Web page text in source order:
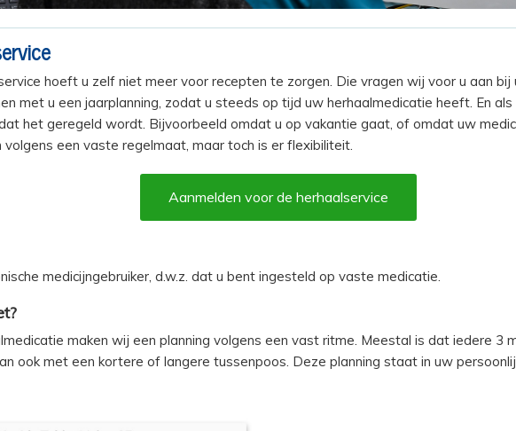
hoeft u zelf niet meer voor recepten te zorgen. Die vragen wij voor u aan bij
met u een jaarplanning, zodat u steeds op tijd uw herhaalmedicatie heeft. En als
het geregeld wordt. Bijvoorbeeld omdat u op vakantie gaat, of omdat uw
volgens een vaste regelmaat, maar toch is er flexibiliteit.
Aanmelden voor de herhaalservice
medicijngebruiker, d.w.z. dat u bent ingesteld op vaste medicatie.
maken wij een planning volgens een vast ritme. Meestal is dat iedere 3
ook met een kortere of langere tussenpoos. Deze planning staat in uw